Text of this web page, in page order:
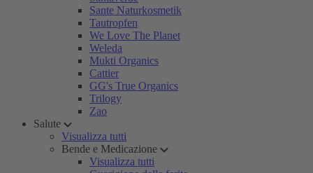
Sante Naturkosmetik
Tautropfen
We Love The Planet
Weleda
Mukti Organics
Cattier
GG's True Organics
Trilogy
Zao
Salute
Visualizza tutti
Bende e Medicazione
Visualizza tutti